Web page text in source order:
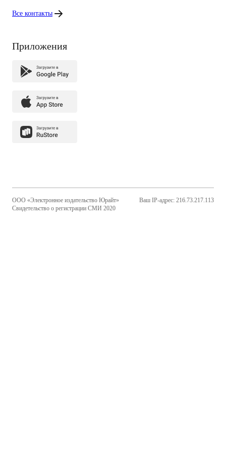
Все контакты
Приложения
ООО «Электронное издательство Юрайт»
Свидетельство о регистрации СМИ 2020
Ваш IP-адрес: 216.73.217.113